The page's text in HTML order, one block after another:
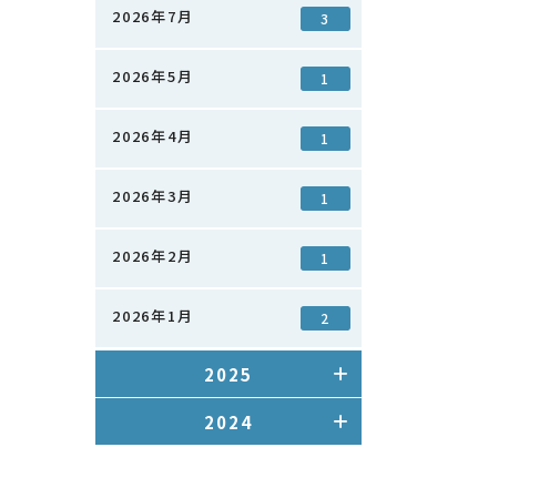
2026年7月 3
2026年5月 1
2026年4月 1
2026年3月 1
2026年2月 1
2026年1月 2
2025
2024